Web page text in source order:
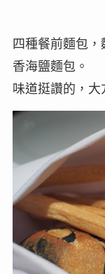
四種餐前麵包
香海鹽麵包。
味道挺讚的，大